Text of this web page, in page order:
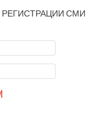
РЕГИСТРАЦИИСМИ